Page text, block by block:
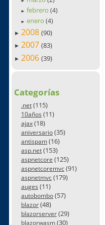
► febrero(4)
► enero(4)
► 2008 (90)
► 2007 (83)
► 2006 (39)
Categorías
.net(115)
10años (11)
ajax(18)
aniversario(35)
antispam(16)
asp.net(153)
aspnetcore (125)
aspnetcoremvc(91)
aspnetmvc(179)
auges (11)
autobombo(57)
blazor(48)
blazorserver(29)
blazorwasm(30)